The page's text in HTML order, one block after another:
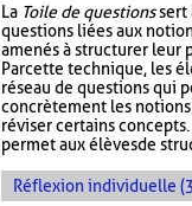
La Toile de questionssert
questions liées aux
amenés à structurer leur
Par cette technique, les
réseau de questions qui
concrètement les
réviser certains concepts.
permet aux élèves de
Réflexion individuelle